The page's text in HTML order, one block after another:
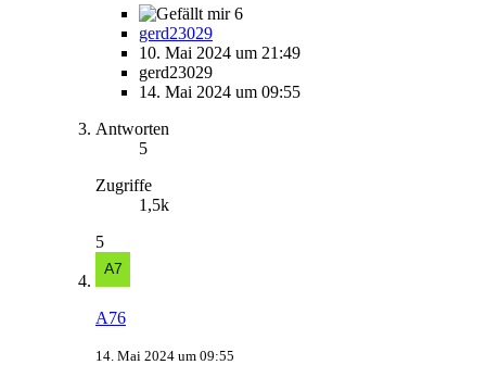
6
gerd23029
10. Mai 2024 um 21:49
gerd23029
14. Mai 2024 um 09:55
Antworten
5
Zugriffe
1,5k
5
A76
14. Mai 2024 um 09:55